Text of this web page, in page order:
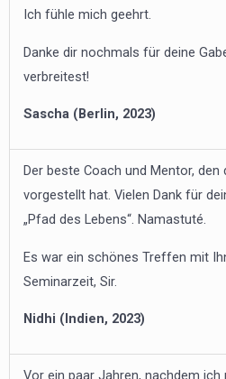
Ich fühle mich geehrt.
Danke dir nochmals für deine
verbreitest!
Sascha (Berlin, 2023)
Der beste Coach und Mentor, den
vorgestellt hat. Vielen Dank für
„Pfad des Lebens“. Namastuté.
Es war ein schönes Treffen mit
Seminarzeit, Sir.
Nidhi (Indien, 2023)
Vor ein paar Jahren, nachdem